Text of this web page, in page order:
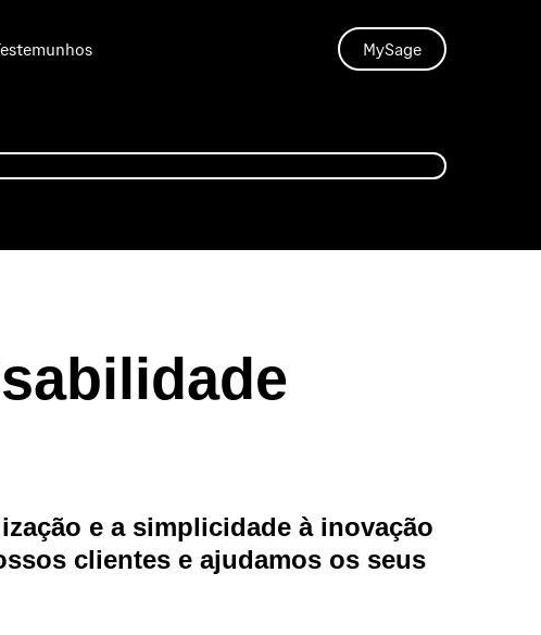
MySage
e a simplicidade à inovação
clientes e ajudamos os seus